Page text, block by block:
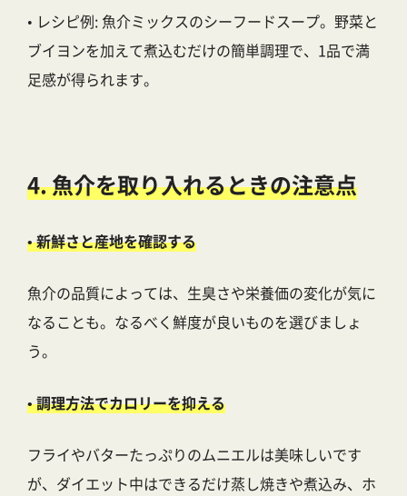
• レシピ例: 魚介ミックスのシーフードスープ。野菜と
ブイヨンを加えて煮込むだけの簡単調理で、1品で満
足感が得られます。
4. 魚介を取り入れるときの注意点
• 新鮮さと産地を確認する
魚介の品質によっては、生臭さや栄養価の変化が気に
なることも。なるべく鮮度が良いものを選びましょ
う。
• 調理方法でカロリーを抑える
フライやバターたっぷりのムニエルは美味しいです
が、ダイエット中はできるだけ蒸し焼きや煮込み、ホ